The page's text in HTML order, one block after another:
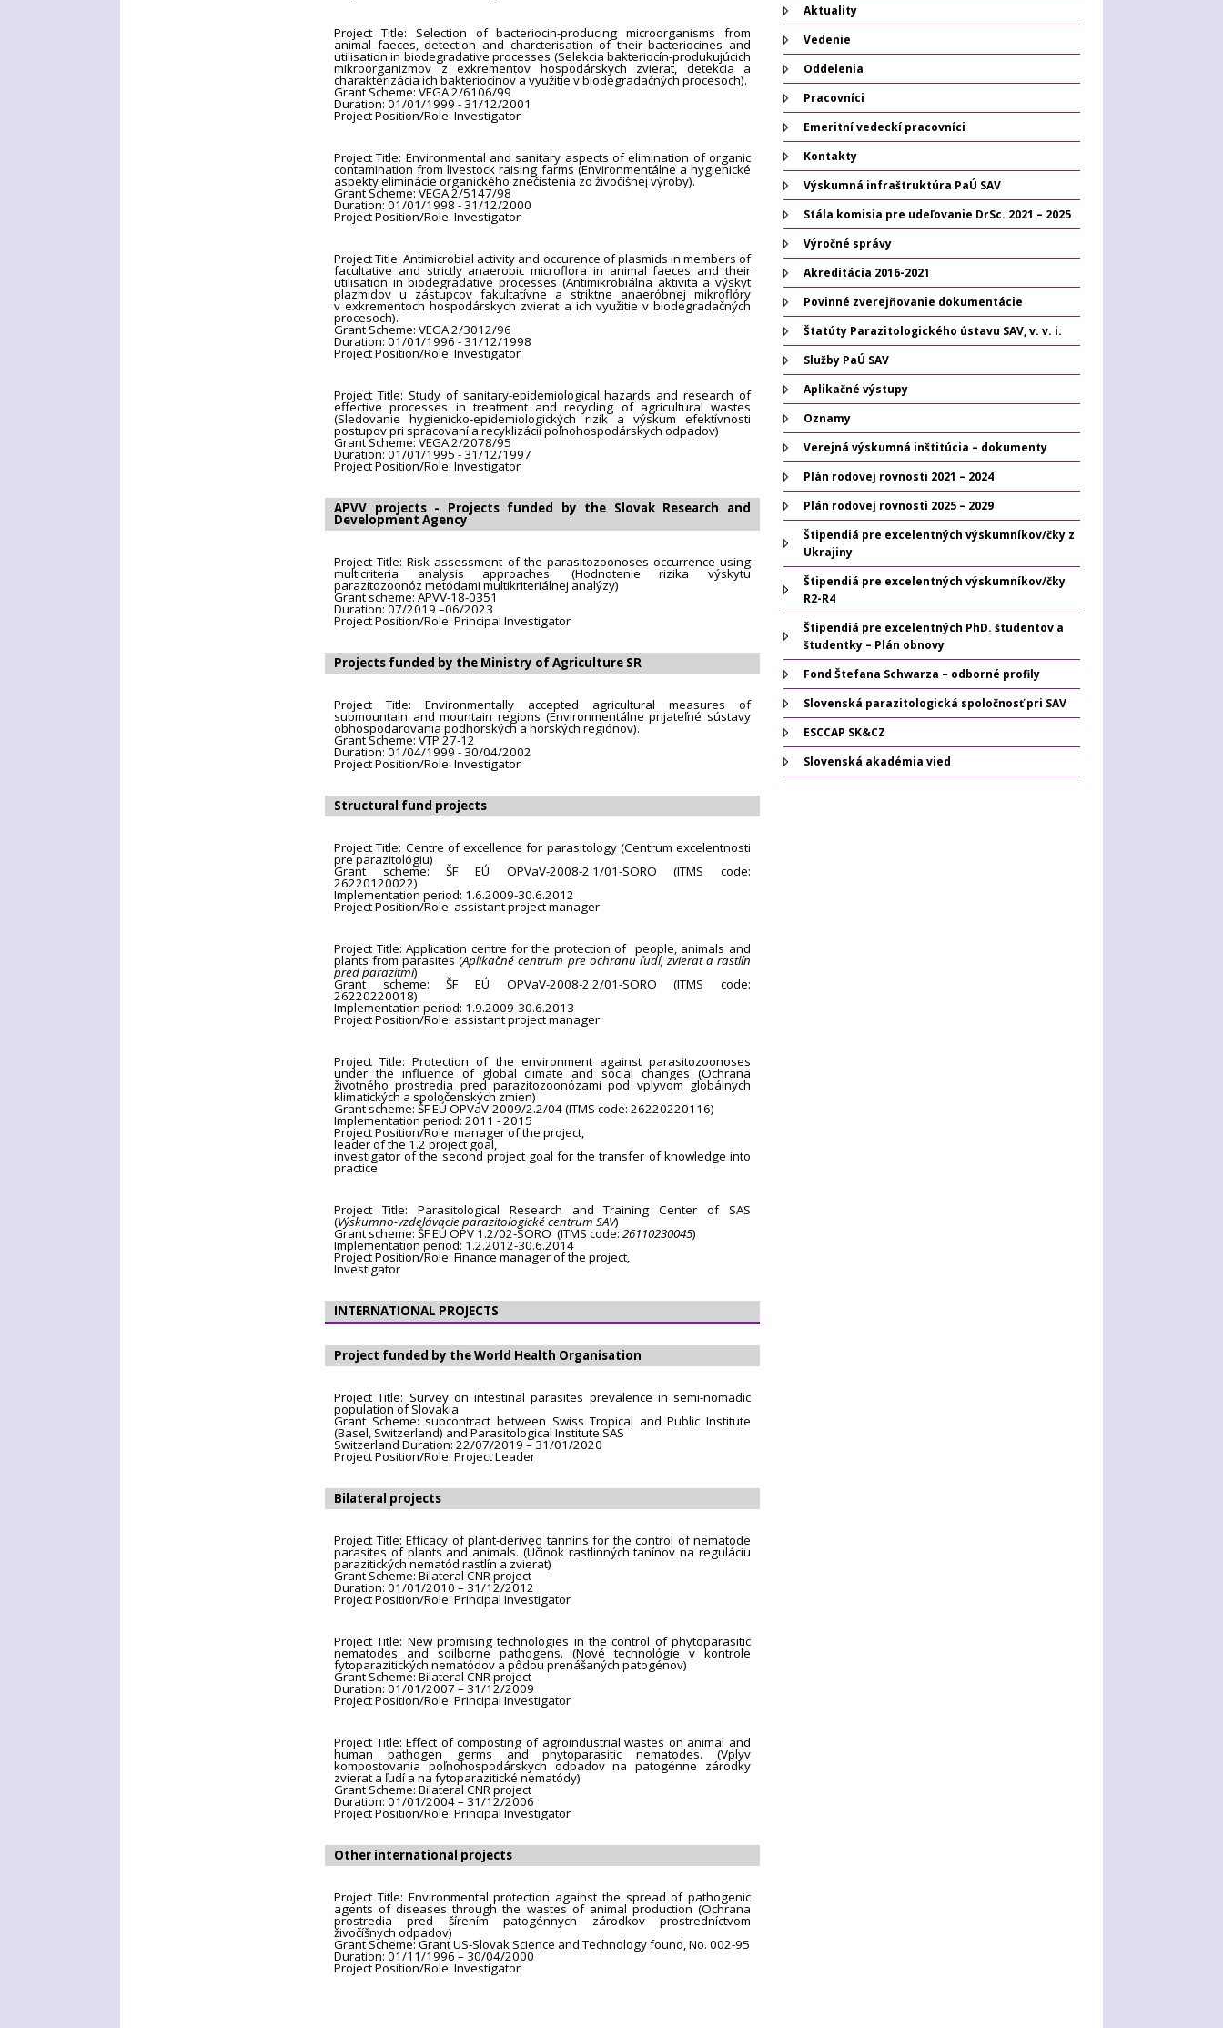
Project Title: Selection of bacteriocin-producing microorganisms from
animal faeces, detection and charcterisation of their bacteriocines and
utilisation in biodegradative processes (Selekcia bakteriocín-produkujúcich
mikroorganizmov z exkrementov hospodárskych zvierat, detekcia a
charakterizácia ich bakteriocínov a využitie v biodegradačných procesoch).
Grant Scheme: VEGA 2/6106/99
Duration: 01/01/1999 - 31/12/2001
Project Position/Role: Investigator
Project Title: Environmental and sanitary aspects of elimination of organic
contamination from livestock raising farms (Environmentálne a hygienické
aspekty eliminácie organického znečistenia zo živočíšnej výroby).
Grant Scheme: VEGA 2/5147/98
Duration: 01/01/1998 - 31/12/2000
Project Position/Role: Investigator
Project Title: Antimicrobial activity and occurence of plasmids in members of
facultative and strictly anaerobic microflora in animal faeces and their
utilisation in biodegradative processes (Antimikrobiálna aktivita a výskyt
plazmidov u zástupcov fakultatívne a striktne anaeróbnej mikroflóry
v exkrementoch hospodárskych zvierat a ich využitie v biodegradačných
procesoch).
Grant Scheme: VEGA 2/3012/96
Duration: 01/01/1996 - 31/12/1998
Project Position/Role: Investigator
Project Title: Study of sanitary-epidemiological hazards and research of
effective processes in treatment and recycling of agricultural wastes
(Sledovanie hygienicko-epidemiologických rizík a výskum efektívnosti
postupov pri spracovaní a recyklizácii poľnohospodárskych odpadov)
Grant Scheme: VEGA 2/2078/95
Duration: 01/01/1995 - 31/12/1997
Project Position/Role: Investigator
APVV projects - Projects funded by the Slovak Research and
Development Agency
Project Title: Risk assessment of the parasitozoonoses occurrence using
multicriteria analysis approaches. (Hodnotenie rizika výskytu
parazitozoonóz metódami multikriteriálnej analýzy)
Grant scheme: APVV-18-0351
Duration: 07/2019 –06/2023
Project Position/Role: Principal Investigator
Projects funded by the Ministry of Agriculture SR
Project Title: Environmentally accepted agricultural measures of
submountain and mountain regions (Environmentálne prijateľné sústavy
obhospodarovania podhorských a horských regiónov).
Grant Scheme: VTP 27-12
Duration: 01/04/1999 - 30/04/2002
Project Position/Role: Investigator
Structural fund projects
Project Title: Centre of excellence for parasitology (Centrum excelentnosti
pre parazitológiu)
Grant scheme: ŠF EÚ OPVaV-2008-2.1/01-SORO (ITMS code:
26220120022)
Implementation period: 1.6.2009-30.6.2012
Project Position/Role: assistant project manager
Project Title: Application centre for the protection of people, animals and
plants from parasites (Aplikačné centrum pre ochranu ľudí, zvierat a rastlín
pred parazitmi)
Grant scheme: ŠF EÚ OPVaV-2008-2.2/01-SORO (ITMS code:
26220220018)
Implementation period: 1.9.2009-30.6.2013
Project Position/Role: assistant project manager
Project Title: Protection of the environment against parasitozoonoses
under the influence of global climate and social changes (Ochrana
životného prostredia pred parazitozoonózami pod vplyvom globálnych
klimatických a spoločenských zmien)
Grant scheme: ŠF EÚ OPVaV-2009/2.2/04 (ITMS code: 26220220116)
Implementation period: 2011 - 2015
Project Position/Role: manager of the project,
leader of the 1.2 project goal,
investigator of the second project goal for the transfer of knowledge into
practice
Project Title: Parasitological Research and Training Center of SAS
(Výskumno-vzdelávacie parazitologické centrum SAV)
Grant scheme: ŠF EÚ OPV 1.2/02-SORO (ITMS code:26110230045)
Implementation period: 1.2.2012-30.6.2014
Project Position/Role: Finance manager of the project,
Investigator
INTERNATIONAL PROJECTS
Project funded by the World Health Organisation
Project Title: Survey on intestinal parasites prevalence in semi-nomadic
population of Slovakia
Grant Scheme: subcontract between Swiss Tropical and Public Institute
(Basel, Switzerland) and Parasitological Institute SAS
Switzerland Duration: 22/07/2019 – 31/01/2020
Project Position/Role: Project Leader
Bilateral projects
Project Title: Efficacy of plant-derived tannins for the control of nematode
parasites of plants and animals. (Účinok rastlinných tanínov na reguláciu
parazitických nematód rastlín a zvierat)
Grant Scheme: Bilateral CNR project
Duration: 01/01/2010 – 31/12/2012
Project Position/Role: Principal Investigator
Project Title: New promising technologies in the control of phytoparasitic
nematodes and soilborne pathogens. (Nové technológie v kontrole
fytoparazitických nematódov a pôdou prenášaných patogénov)
Grant Scheme: Bilateral CNR project
Duration: 01/01/2007 – 31/12/2009
Project Position/Role: Principal Investigator
Project Title: Effect of composting of agroindustrial wastes on animal and
human pathogen germs and phytoparasitic nematodes. (Vplyv
kompostovania poľnohospodárskych odpadov na patogénne zárodky
zvierat a ľudí a na fytoparazitické nematódy)
Grant Scheme: Bilateral CNR project
Duration: 01/01/2004 – 31/12/2006
Project Position/Role: Principal Investigator
Other international projects
Project Title: Environmental protection against the spread of pathogenic
agents of diseases through the wastes of animal production (Ochrana
prostredia pred šírením patogénnych zárodkov prostredníctvom
živočíšnych odpadov)
Grant Scheme: Grant US-Slovak Science and Technology found, No. 002-95
Duration: 01/11/1996 – 30/04/2000
Project Position/Role: Investigator
Aktuality
Vedenie
Oddelenia
Pracovníci
Emeritní vedeckí pracovníci
Kontakty
Výskumná infraštruktúra PaÚ SAV
Stála komisia pre udeľovanie DrSc. 2021 – 2025
Výročné správy
Akreditácia 2016-2021
Povinné zverejňovanie dokumentácie
Štatúty Parazitologického ústavu SAV, v. v. i.
Služby PaÚ SAV
Aplikačné výstupy
Oznamy
Verejná výskumná inštitúcia – dokumenty
Plán rodovej rovnosti 2021 – 2024
Plán rodovej rovnosti 2025 – 2029
Štipendiá pre excelentných výskumníkov/čky z
Ukrajiny
Štipendiá pre excelentných výskumníkov/čky
R2-R4
Štipendiá pre excelentných PhD. študentov a
študentky – Plán obnovy
Fond Štefana Schwarza – odborné profily
Slovenská parazitologická spoločnosť pri SAV
ESCCAP SK&CZ
Slovenská akadémia vied